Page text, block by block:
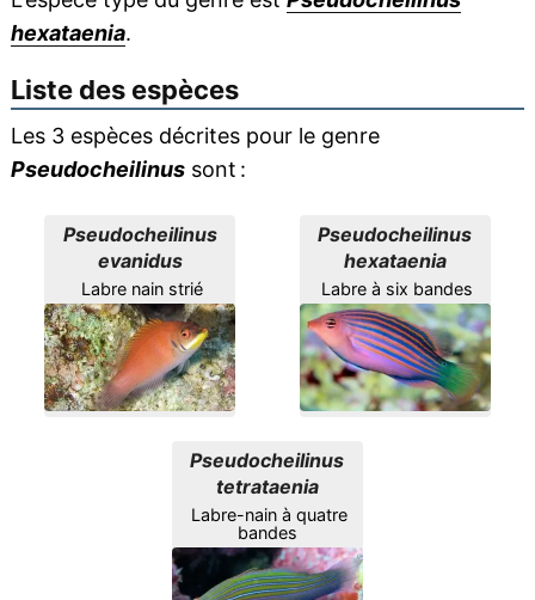
hexataenia.
Liste des espèces
Les 3 espèces décrites pour le genre
Pseudocheilinussont :
Pseudocheilinus
evanidus
Labre nain strié
Pseudocheilinus
hexataenia
Labre à six bandes
Pseudocheilinus
tetrataenia
Labre-nain à quatre
bandes